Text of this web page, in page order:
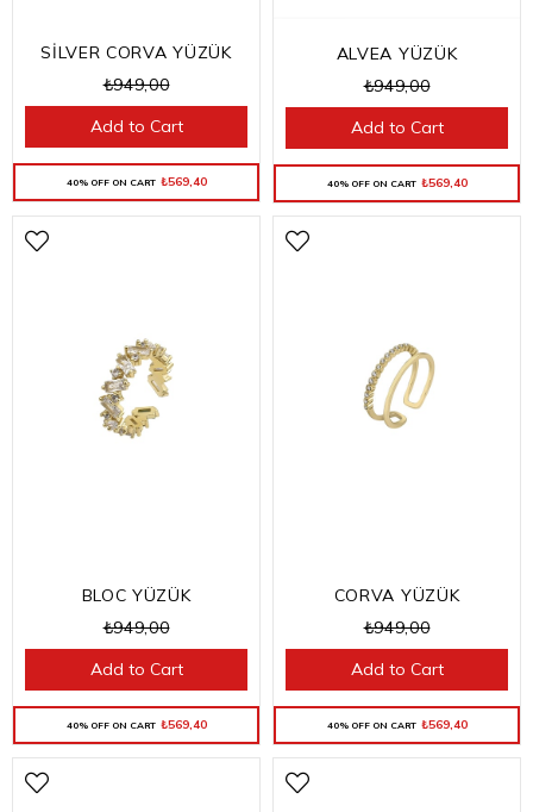
SİLVER CORVA YÜZÜK
₺949,00
40% OFF ON CART ₺569,40
Add to Cart
ALVEA YÜZÜK
₺949,00
40% OFF ON CART ₺569,40
Add to Cart
BLOC YÜZÜK
₺949,00
40% OFF ON CART ₺569,40
Add to Cart
CORVA YÜZÜK
₺949,00
40% OFF ON CART ₺569,40
Add to Cart